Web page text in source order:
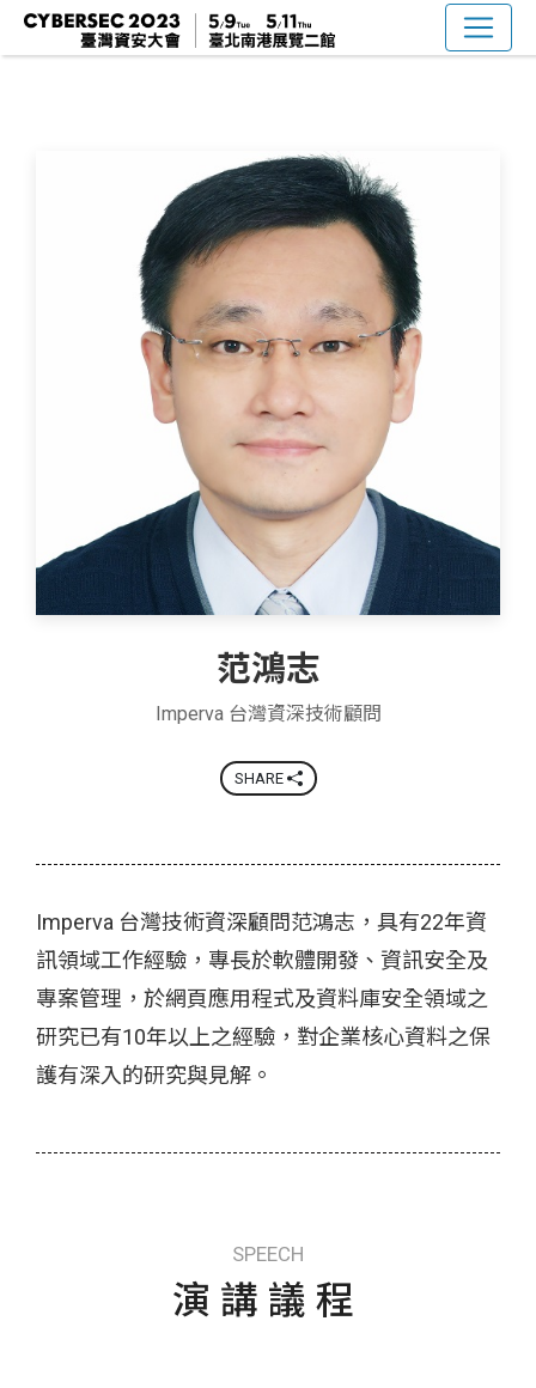
范鴻志
Imperva 台灣資深技術顧問
SHARE
Imperva 台灣技術資深顧問范鴻志，具有22年資
訊領域工作經驗，專長於軟體開發、資訊安全及
專案管理，於網頁應用程式及資料庫安全領域之
研究已有10年以上之經驗，對企業核心資料之保
護有深入的研究與見解。
SPEECH
演講議程